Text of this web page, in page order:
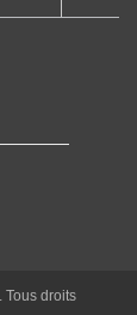
droits